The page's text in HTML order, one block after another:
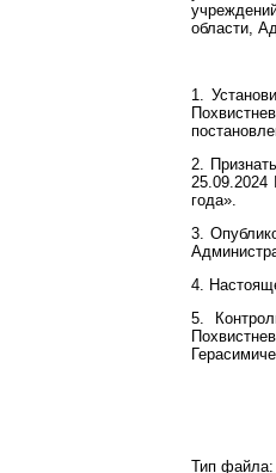
области,
1.
2.
года».
3.
4.
5.
Тип файла: